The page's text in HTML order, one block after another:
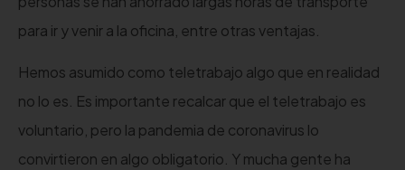
para ir y venir a la oficina, entre otras ventajas.
Hemos asumido como teletrabajo algo que en realidad
no lo es. Es importante recalcar que el teletrabajo es
voluntario, pero la pandemia de coronavirus lo
convirtieron en algo obligatorio. Y mucha gente ha